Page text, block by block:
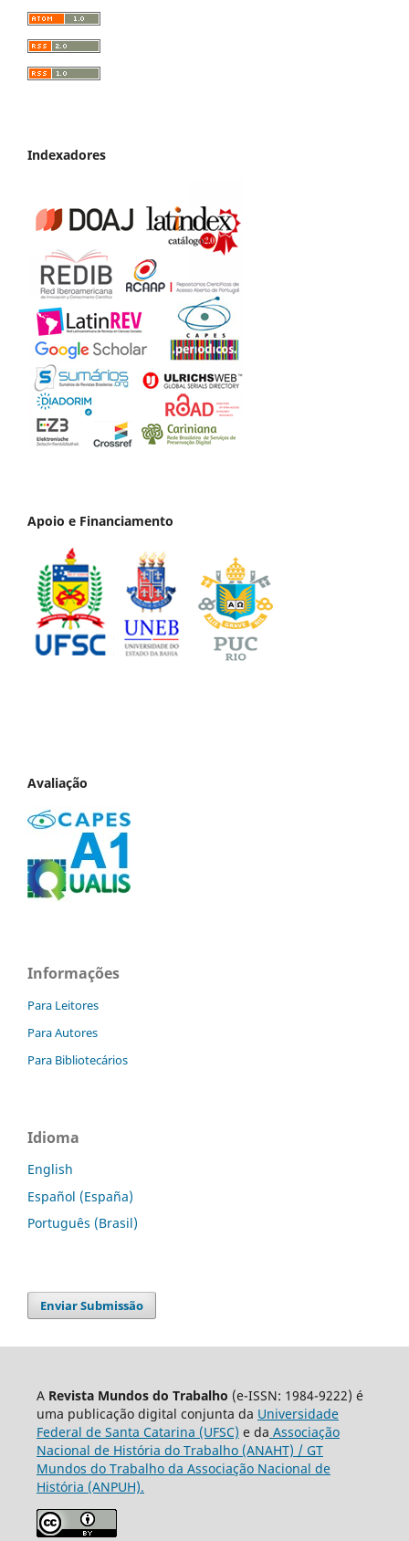
Indexadores
Apoio e Financiamento
Avaliação
Informações
Para Leitores
Para Autores
Para Bibliotecários
Idioma
English
Español (España)
Português (Brasil)
Enviar Submissão
A Revista Mundos do Trabalho (e-ISSN: 1984-9222) é
uma publicação digital conjunta da Universidade
Federal de Santa Catarina (UFSC) e da Associação
Nacional de História do Trabalho (ANAHT) / GT
Mundos do Trabalho da Associação Nacional de
História (ANPUH).